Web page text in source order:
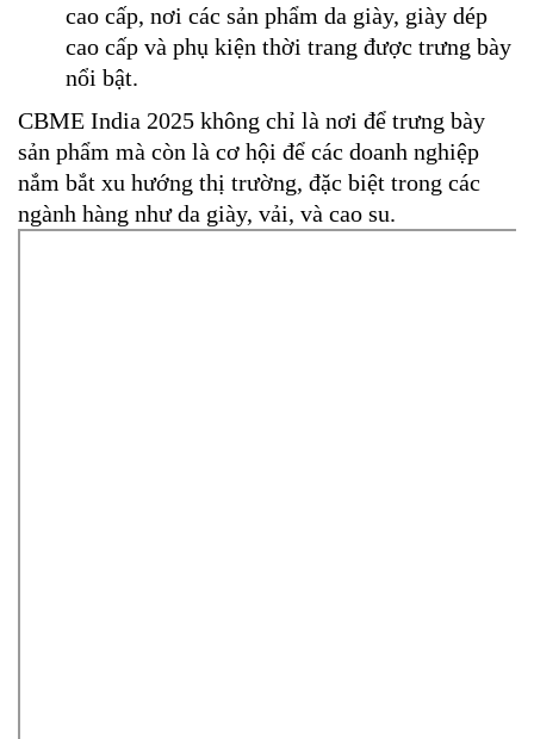
cao cấp, nơi các sản phẩm da giày, giày dép
cao cấp và phụ kiện thời trang được trưng bày
nổi bật.
CBME India 2025 không chỉ là nơi để trưng bày
sản phẩm mà còn là cơ hội để các doanh nghiệp
nắm bắt xu hướng thị trường, đặc biệt trong các
ngành hàng như da giày, vải, và cao su.